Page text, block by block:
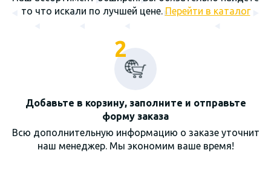
то что искали по лучшей цене. Перейти в каталог
2
Добавьте в корзину, заполните и отправьте
форму заказа
Всю дополнительную информацию о заказе уточнит
наш менеджер. Мы экономим ваше время!